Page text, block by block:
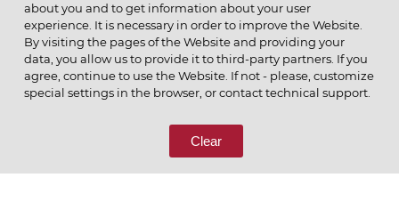
© 2026 ОАО
ПОЗВОНИТЕ НАМ
8 (800) 333-65-66
about you and to get information about your user
experience. It is necessary in order to improve the Website.
By visiting the pages of the Website and providing your
data, you allow us to provide it to third-party partners. If you
agree, continue to use the Website. If not - please, customize
special settings in the browser, or contact technical support.
Clear